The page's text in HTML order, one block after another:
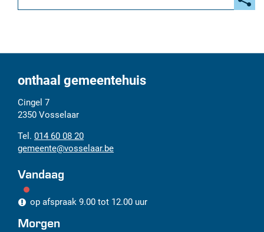
mail
onthaal gemeentehuis
Adres
Cingel 7
2350 Vosselaar
Tel.
014 60 08 20
E-
mail
gemeente@vosselaar.be
Vandaag
op afspraak 9.00 tot 12.00 uur
Morgen